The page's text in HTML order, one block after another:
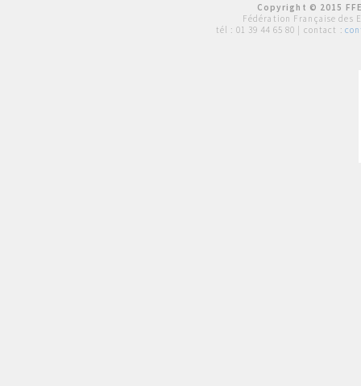
Copyright © 2015
Fédération Française des
tél : 01 39 44 65 80 | contact :